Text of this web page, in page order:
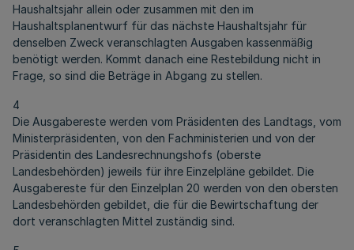
Haushaltsjahr allein oder zusammen mit den im
Haushaltsplanentwurf für das nächste Haushaltsjahr für
denselben Zweck veranschlagten Ausgaben kassenmäßig
benötigt werden. Kommt danach eine Restebildung nicht in
Frage, so sind die Beträge in Abgang zu stellen.
4
Die Ausgabereste werden vom Präsidenten des Landtags, vom
Ministerpräsidenten, von den Fachministerien und von der
Präsidentin des Landesrechnungshofs (oberste
Landesbehörden) jeweils für ihre Einzelpläne gebildet. Die
Ausgabereste für den Einzelplan 20 werden von den obersten
Landesbehörden gebildet, die für die Bewirtschaftung der
dort veranschlagten Mittel zuständig sind.